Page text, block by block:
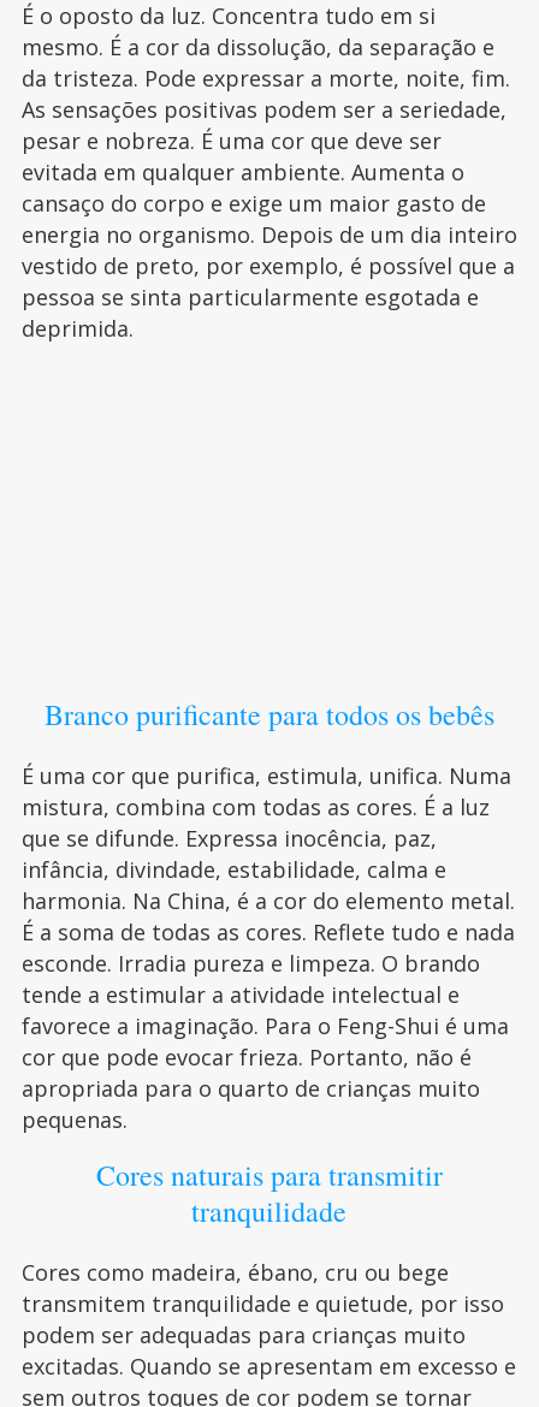
É o oposto da luz. Concentra tudo em si
mesmo. É a cor da dissolução, da separação e
da tristeza. Pode expressar a morte, noite, fim.
As sensações positivas podem ser a seriedade,
pesar e nobreza. É uma cor que deve ser
evitada em qualquer ambiente. Aumenta o
cansaço do corpo e exige um maior gasto de
energia no organismo. Depois de um dia inteiro
vestido de preto, por exemplo, é possível que a
pessoa se sinta particularmente esgotada e
deprimida.
Branco purificante para todos os bebês
É uma cor que purifica, estimula, unifica. Numa
mistura, combina com todas as cores. É a luz
que se difunde. Expressa inocência, paz,
infância, divindade, estabilidade, calma e
harmonia. Na China, é a cor do elemento metal.
É a soma de todas as cores. Reflete tudo e nada
esconde. Irradia pureza e limpeza. O brando
tende a estimular a atividade intelectual e
favorece a imaginação. Para o Feng-Shui é uma
cor que pode evocar frieza. Portanto, não é
apropriada para o quarto de crianças muito
pequenas.
Cores naturais para transmitir
tranquilidade
Cores como madeira, ébano, cru ou bege
transmitem tranquilidade e quietude, por isso
podem ser adequadas para crianças muito
excitadas. Quando se apresentam em excesso e
sem outros toques de cor podem se tornar